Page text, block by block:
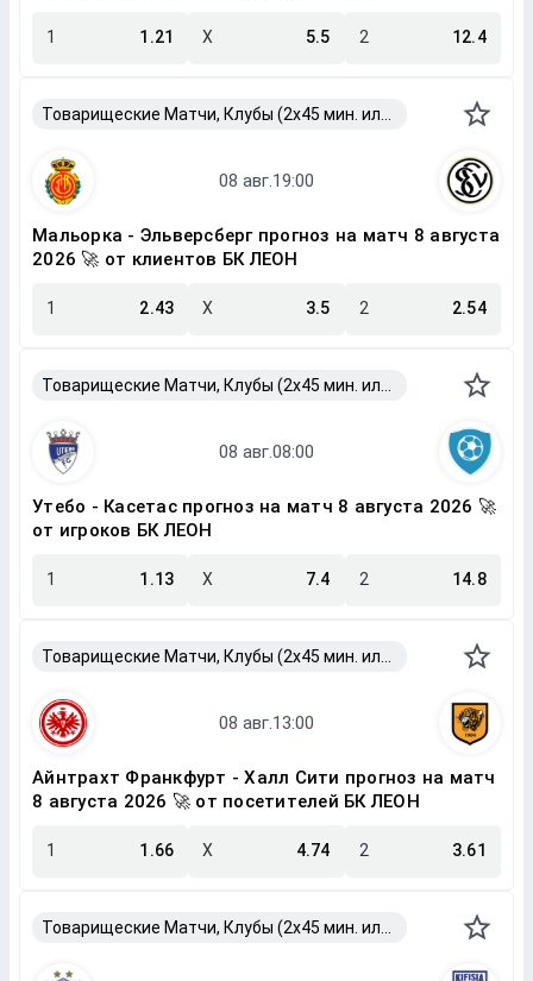
1 1.21 X 5.5 2 12.4
Мальорка - Эльверсберг прогноз на матч 8 августа
2026 🚀 от клиентов БК ЛЕОН
1 2.43 X 3.5 2 2.54
Утебо - Касетас прогноз на матч 8 августа 2026 🚀
от игроков БК ЛЕОН
1 1.13 X 7.4 2 14.8
Айнтрахт Франкфурт - Халл Сити прогноз на матч
8 августа 2026 🚀 от посетителей БК ЛЕОН
1 1.66 X 4.74 2 3.61